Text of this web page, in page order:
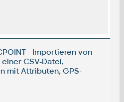
- Importieren von
CSV-Datei,
mit Attributen, GPS-